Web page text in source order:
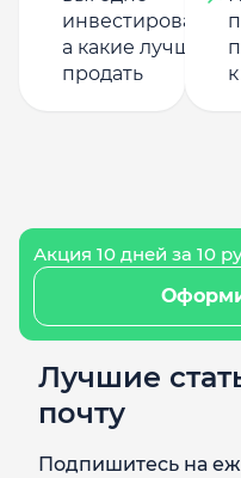
инвестировать,
а какие лучше
продать
Акция 10 дней за 10
Лучшие
почту
Подпишитесь на